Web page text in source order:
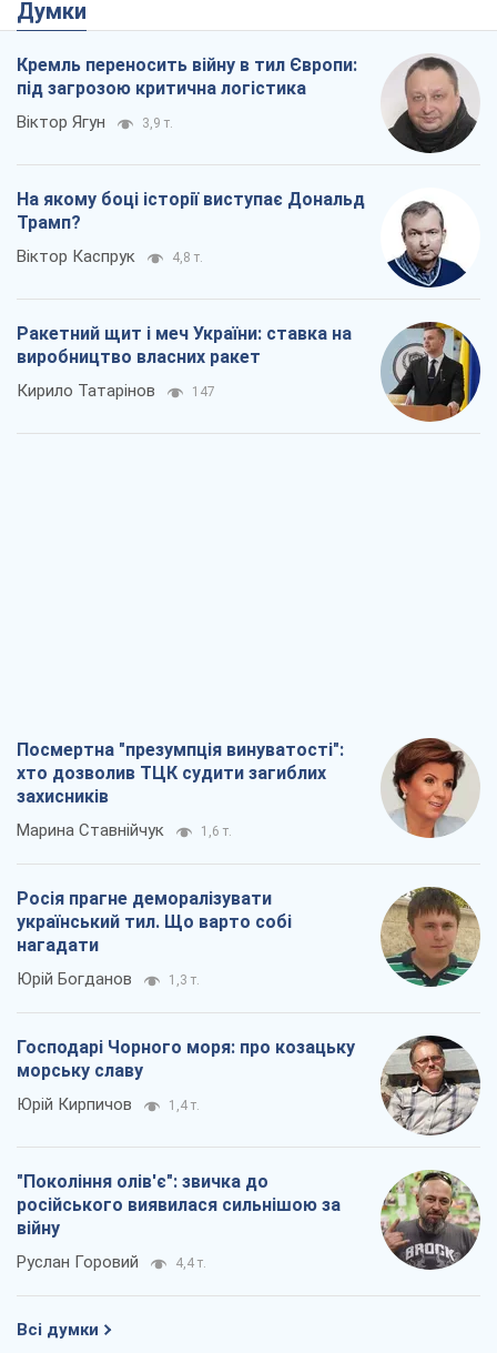
Думки
Кремль переносить війну в тил Європи:
під загрозою критична логістика
Віктор Ягун 3,9 т.
На якому боці історії виступає Дональд
Трамп?
Віктор Каспрук 4,8 т.
Ракетний щит і меч України: ставка на
виробництво власних ракет
Кирило Татарінов 147
Посмертна "презумпція винуватості":
хто дозволив ТЦК судити загиблих
захисників
Марина Ставнійчук 1,6 т.
Росія прагне деморалізувати
український тил. Що варто собі
нагадати
Юрій Богданов 1,3 т.
Господарі Чорного моря: про козацьку
морську славу
Юрій Кирпичов 1,4 т.
"Покоління олів'є": звичка до
російського виявилася сильнішою за
війну
Руслан Горовий 4,4 т.
Всі думки